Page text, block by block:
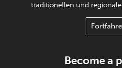
traditionellen und
Become a